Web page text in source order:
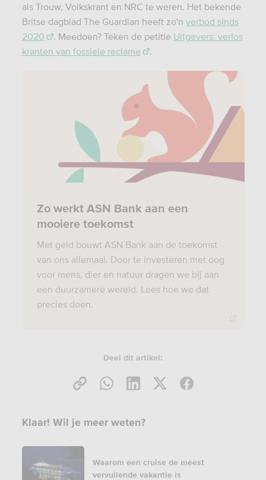
als Trouw, Volkskrant en NRC te weren. Het bekende
Britse dagblad The Guardian heeft zo'n verbod sinds
2020
. Meedoen? Teken de petitie Uitgevers: verlos
kranten van fossiele reclame
.
Zo werkt ASN Bank aan een
mooiere toekomst
Met geld bouwt ASN Bank aan de toekomst
van ons allemaal. Door te investeren met oog
voor mens, dier en natuur dragen we bij aan
een duurzamere wereld. Lees hoe we dat
precies doen.
Deel dit artikel:
Klaar! Wil je meer weten?
Waarom een cruise de meest
vervuilende vakantie is